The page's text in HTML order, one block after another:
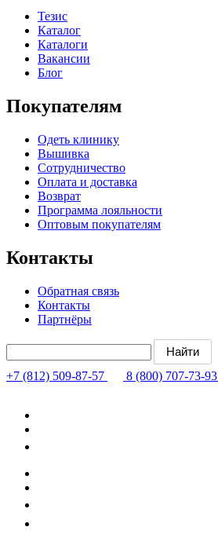
Тезис
Каталог
Каталоги
Вакансии
Блог
Покупателям
Одеть клинику
Вышивка
Сотрудничество
Оплата и доставка
Возврат
Программа лояльности
Оптовым покупателям
Контакты
Обратная связь
Контакты
Партнёры
+7 (812) 509-87-57 8 (800) 707-73-93